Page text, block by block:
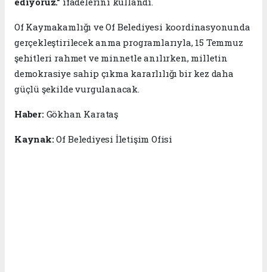
Of Kaymakamlığı ve Of Belediyesi koordinasyonunda
gerçekleştirilecek anma programlarıyla, 15 Temmuz
şehitleri rahmet ve minnetle anılırken, milletin
demokrasiye sahip çıkma kararlılığı bir kez daha
güçlü şekilde vurgulanacak.
Haber: Gökhan Karataş
Kaynak:Of Belediyesi İletişim Ofisi